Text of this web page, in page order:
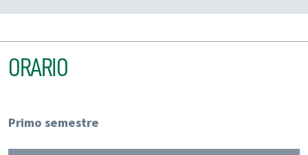
ORARIO
Primo semestre